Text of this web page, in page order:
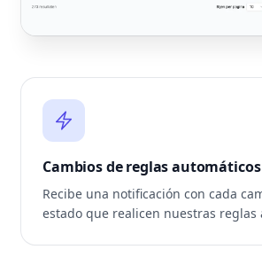
Cambios de reglas automáticos
Recibe una notificación con cada
estado que realicen nuestras reglas